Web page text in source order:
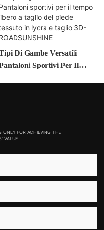
Di Gambe Versatili
Sportivi Per Il
ONLY FOR ACHIEVING THE
VALUE